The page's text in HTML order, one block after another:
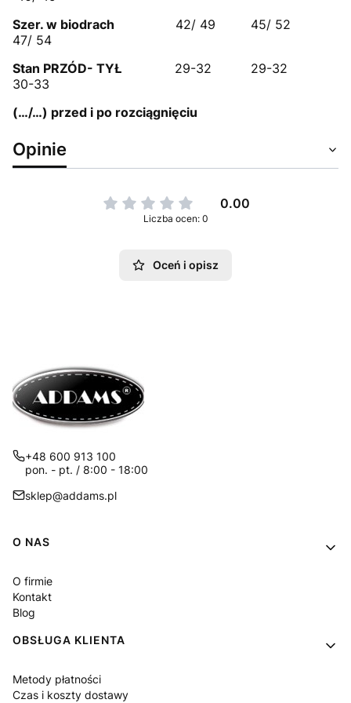
Szer. w biodrach
42/ 49 45/ 52
47/ 54
Stan PRZÓD- TYŁ 29-32 29-32
30-33
(…/…) przed i po rozciągnięciu
Opinie
0.00
Liczba ocen: 0
Oceń i opisz
+48 600 913 100
pon. - pt. / 8:00 - 18:00
sklep@addams.pl
Linki w stopce
O NAS
O firmie
Kontakt
Blog
OBSŁUGA KLIENTA
Metody płatności
Czas i koszty dostawy